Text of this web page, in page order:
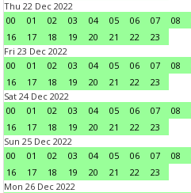
Thu 22 Dec 2022
00
01 02 03 04 05 06 07 08
16
17 18 19 20 21 22
23
Fri 23 Dec 2022
00
01 02 03 04 05 06 07 08
16
17 18 19 20 21 22
23
Sat 24 Dec 2022
00
01 02 03 04 05 06 07 08
16
17 18 19 20 21 22
23
Sun 25 Dec 2022
00
01 02 03 04 05 06 07 08
16
17 18 19 20 21 22
23
Mon 26 Dec 2022